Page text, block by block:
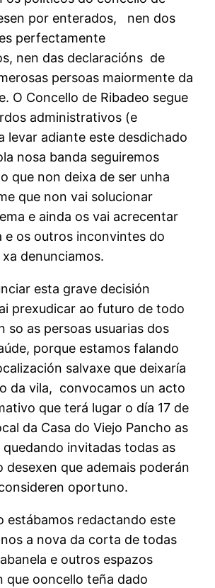
por enterados, nen dos
perfectamente
nen das declaracións de
persoas maiormente da
O Concello de Ribadeo segue
administrativos (e
levar adiante este desdichado
nosa banda seguiremos
que non deixa de ser unha
que non vai solucionar
e ainda os vai acrecentar
e os outros inconvintes do
denunciamos.
esta grave decisión
prexudicar ao futuro de todo
so as persoas usuarias dos
porque estamos falando
salvaxe que deixaría
da vila, convocamos un acto
que terá lugar o día 17 de
da Casa do Viejo Pancho as
invitadas todas as
desexen que ademais poderán
oportuno.
estábamos redactando este
a nova da corta de todas
e outros espazos
que ooncello teña dado